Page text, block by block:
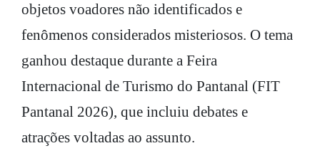
objetos voadores não identificados e
fenômenos considerados misteriosos. O tema
ganhou destaque durante a Feira
Internacional de Turismo do Pantanal (FIT
Pantanal 2026), que incluiu debates e
atrações voltadas ao assunto.